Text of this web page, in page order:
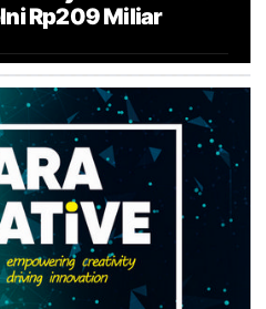
Rp209 Miliar